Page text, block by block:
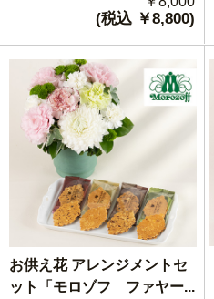
(税込 ￥8,800)
お供え花 アレンジメントセ
ット「モロゾフ ファヤー...